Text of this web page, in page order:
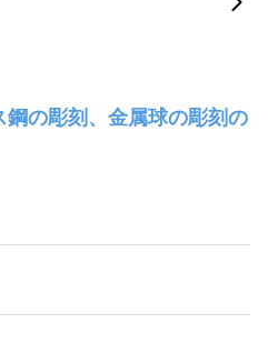
の彫刻、金属球の彫刻の